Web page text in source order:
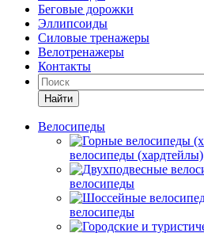
Беговые дорожки
Эллипсоиды
Силовые тренажеры
Велотренажеры
Контакты
Найти
Велосипеды
велосипеды (хардтейлы)
велосипеды
велосипеды